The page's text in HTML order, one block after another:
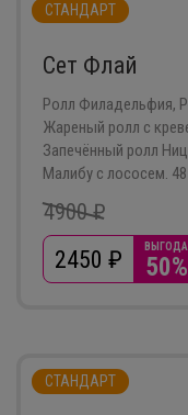
СТАНДАРТ
Сет Флай
Ролл Филадельфия,
Жареный ролл с
Запечённый ролл
Малибу с лососем.
4900 ₽
2450 ₽ ВЫГОДА
50%
СТАНДАРТ